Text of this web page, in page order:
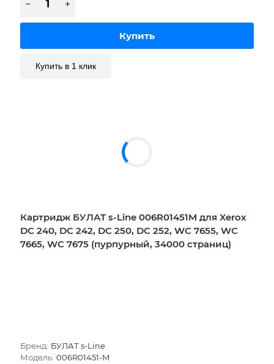
Купить в 1 клик
Картридж БУЛАТ s-Line 006R01451M для Xerox
DC 240, DC 242, DC 250, DC 252, WC 7655, WC
7665, WC 7675 (пурпурный, 34000 страниц)
Бренд: БУЛАТ s-Line
Модель: 006R01451-M